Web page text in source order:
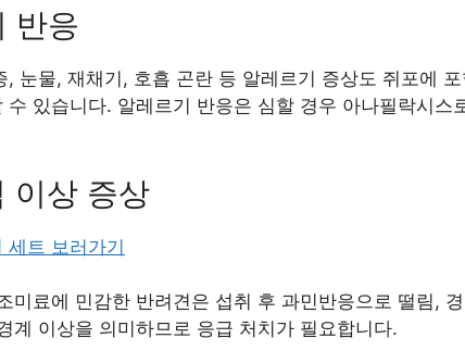
반응
, 눈물, 재채기, 호흡 곤란 등 알레르기 증상도 쥐포에
수 있습니다. 알레르기 반응은 심할 경우 아나필락시스
이상 증상
세트 보러가기
미료에 민감한 반려견은 섭취 후 과민반응으로 떨림,
계 이상을 의미하므로 응급 처치가 필요합니다.